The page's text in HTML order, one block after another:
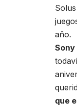
año.
Sony
que